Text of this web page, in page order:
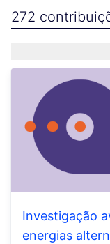
272
Investigação
energias